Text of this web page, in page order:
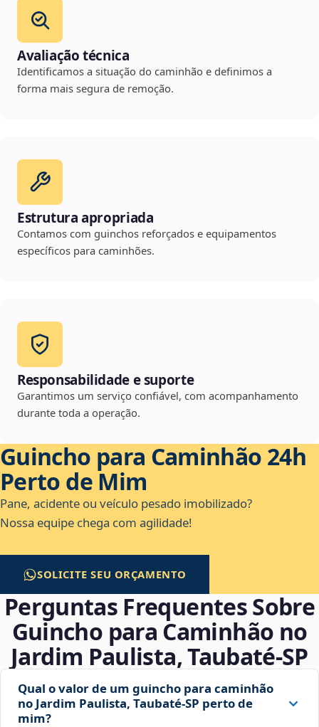
Avaliação técnica
Identificamos a situação do caminhão e definimos a
forma mais segura de remoção.
Estrutura apropriada
Contamos com guinchos reforçados e equipamentos
específicos para caminhões.
Responsabilidade e suporte
Garantimos um serviço confiável, com acompanhamento
durante toda a operação.
Guincho para Caminhão 24h
Perto de Mim
Pane, acidente ou veículo pesado imobilizado?
Nossa equipe chega com agilidade!
SOLICITE SEU ORÇAMENTO
Perguntas Frequentes Sobre
Guincho para Caminhão no
Jardim Paulista, Taubaté‑SP
Qual o valor de um guincho para caminhão
no Jardim Paulista, Taubaté‑SP perto de
mim?